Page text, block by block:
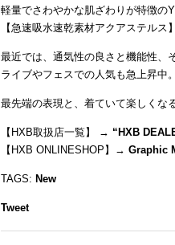
軽量でさわやかな肌ざわりが特徴の
【急速吸水速乾素材アクアステルス
最近では、通気性の良さと機能性、
ライブやフェスでの人気も急上昇中。
最先端の表現と、着ていて楽しくな
【HXB取扱店一覧】 → “ HXB
【HXB ONLINESHOP】→ Graphic
TAGS: New
Tweet